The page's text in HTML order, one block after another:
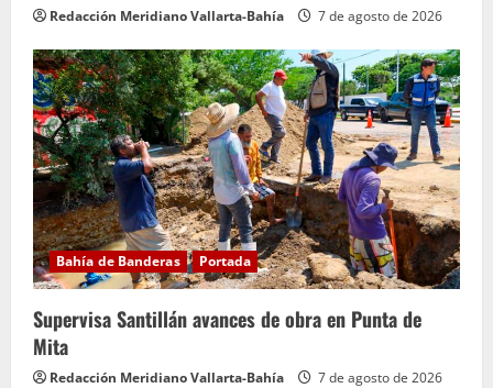
Redacción Meridiano Vallarta-Bahía 7 de agosto de 2026
Bahía de Banderas Portada
Supervisa Santillán avances de obra en Punta de
Mita
Redacción Meridiano Vallarta-Bahía 7 de agosto de 2026